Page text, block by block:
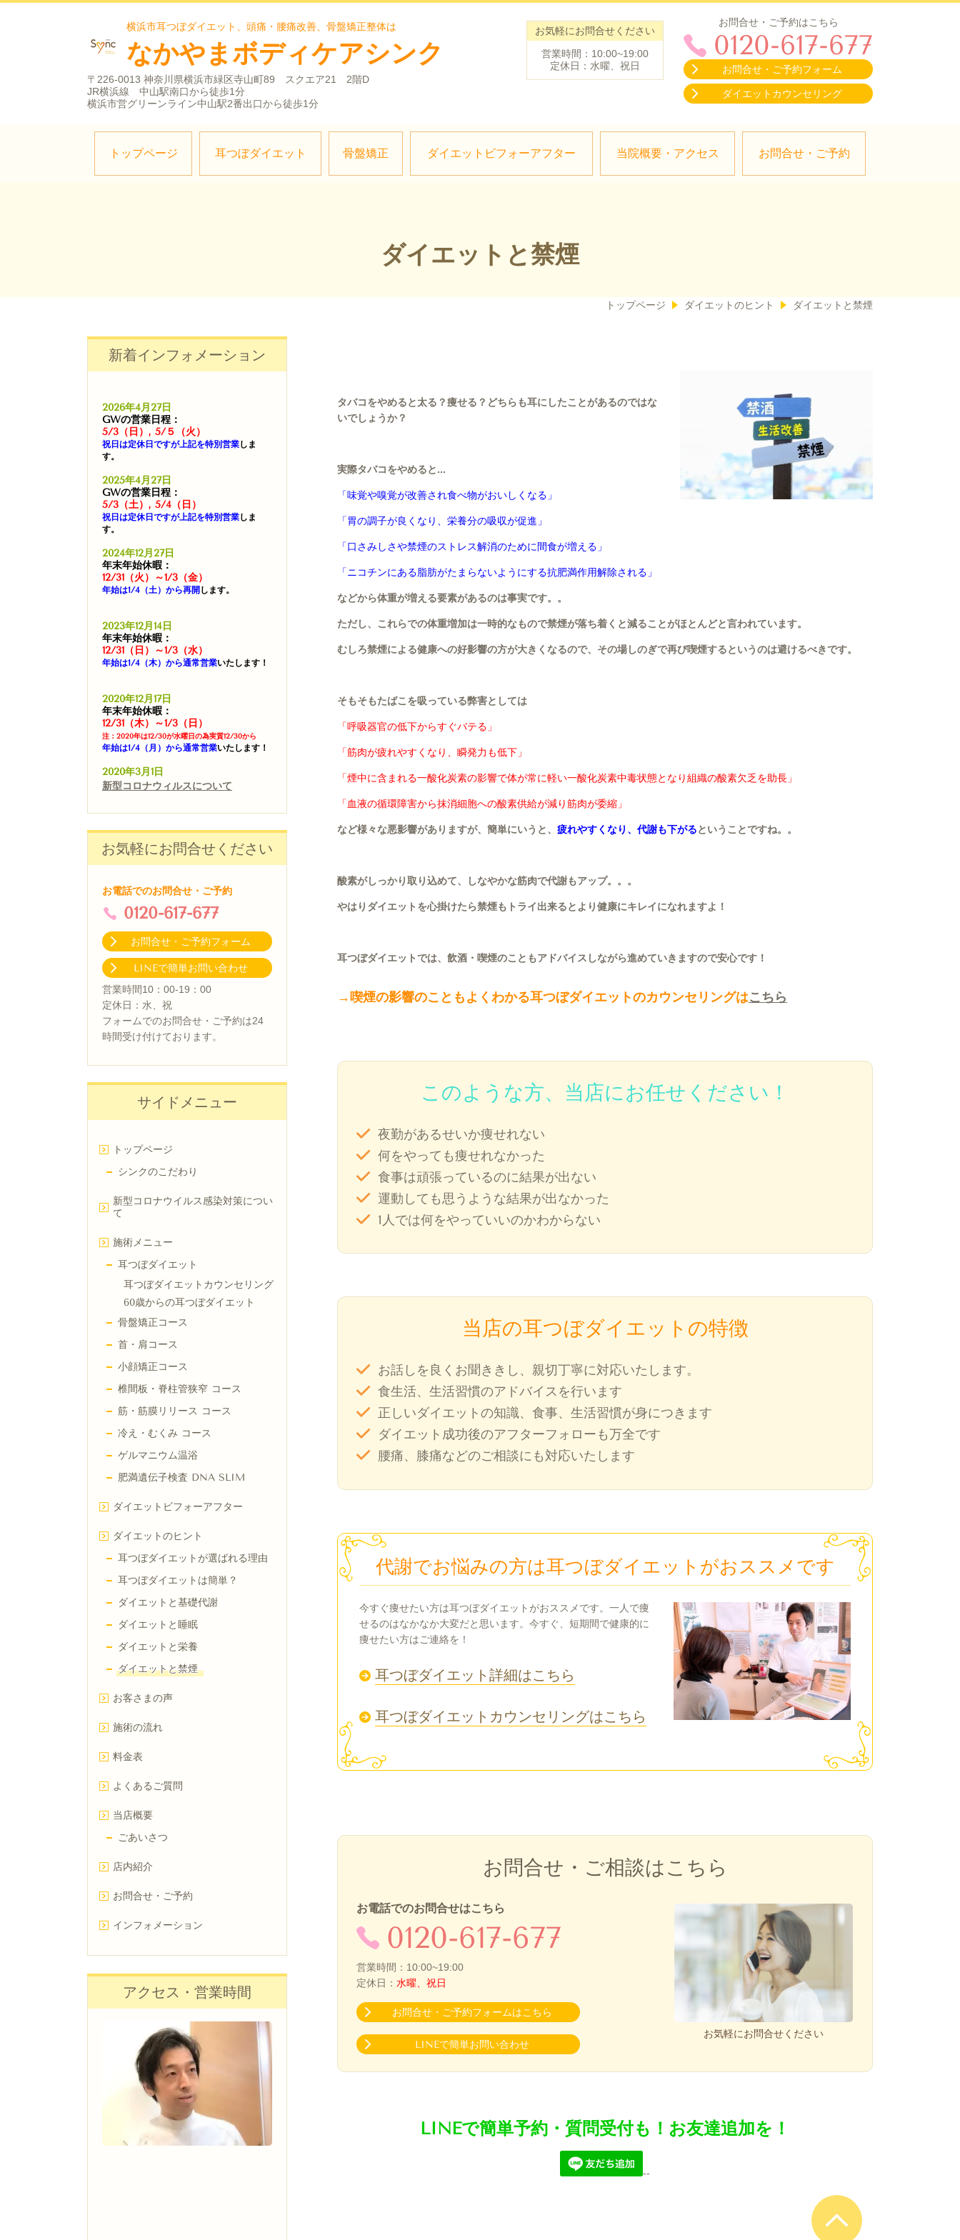
横浜市耳つぼダイエット、頭痛・腰痛改善、骨盤矯正整体は
なかやまボディケアシンク
〒226-0013 神奈川県横浜市緑区寺山町89 スクエア21 2階D
JR横浜線 中山駅南口から徒歩1分
横浜市営グリーンライン中山駅2番出口から徒歩1分
お気軽にお問合せください
営業時間：10:00~19:00
定休日：水曜、祝日
お問合せ・ご予約はこちら
0120-617-677
お問合せ・ご予約フォーム
ダイエットカウンセリング
トップページ 耳つぼダイエット 骨盤矯正 ダイエットビフォーアフター 当院概要・アクセス お問合せ・ご予約
ダイエットと禁煙
トップページ ダイエットのヒント ダイエットと禁煙
タバコをやめると太る？痩せる？どちらも耳にしたことがあるのではな
いでしょうか？
実際タバコをやめると...
「味覚や嗅覚が改善され食べ物がおいしくなる」
「胃の調子が良くなり、栄養分の吸収が促進」
「口さみしさや禁煙のストレス解消のために間食が増える」
「ニコチンにある脂肪がたまらないようにする抗肥満作用解除される」
などから体重が増える要素があるのは事実です。。
ただし、これらでの体重増加は一時的なもので禁煙が落ち着くと減ることがほとんどと言われています。
むしろ禁煙による健康への好影響の方が大きくなるので、その場しのぎで再び喫煙するというのは避けるべきです。
そもそもたばこを吸っている弊害としては
「呼吸器官の低下からすぐバテる」
「筋肉が疲れやすくなり、瞬発力も低下」
「煙中に含まれる一酸化炭素の影響で体が常に軽い一酸化炭素中毒状態となり組織の酸素欠乏を助長」
「血液の循環障害から抹消細胞への酸素供給が減り筋肉が委縮」
など様々な悪影響がありますが、簡単にいうと、 疲れやすくなり、代謝も下がるということですね。。
酸素がしっかり取り込めて、しなやかな筋肉で代謝もアップ。。。
やはりダイエットを心掛けたら禁煙もトライ出来るとより健康にキレイになれますよ！
耳つぼダイエットでは、飲酒・喫煙のこともアドバイスしながら進めていきますので安心です！
→喫煙の影響のこともよくわかる耳つぼダイエットのカウンセリングはこちら
このような方、当店にお任せください！
夜勤があるせいか痩せれない
何をやっても痩せれなかった
食事は頑張っているのに結果が出ない
運動しても思うような結果が出なかった
1人では何をやっていいのかわからない
当店の耳つぼダイエットの特徴
お話しを良くお聞ききし、親切丁寧に対応いたします。
食生活、生活習慣のアドバイスを行います
正しいダイエットの知識、食事、生活習慣が身につきます
ダイエット成功後のアフターフォローも万全です
腰痛、膝痛などのご相談にも対応いたします
代謝でお悩みの方は耳つぼダイエットがおススメです
今すぐ痩せたい方は耳つぼダイエットがおススメです。一人で痩
せるのはなかなか大変だと思います。今すぐ、短期間で健康的に
痩せたい方はご連絡を！
耳つぼダイエット詳細はこちら
耳つぼダイエットカウンセリングはこちら
お問合せ・ご相談はこちら
お気軽にお問合せください
お電話でのお問合せはこちら
0120-617-677
営業時間：10:00~19:00
定休日：水曜、祝日
お問合せ・ご予約フォームはこちら
LINEで簡単お問い合わせ
LINEで簡単予約・質問受付も！お友達追加を！
--
新着インフォメーション
2026年4月27日
GWの営業日程：
5/3（日）, 5/５（火）
祝日は定休日ですが上記を特別営業しま
す。
2025年4月27日
GWの営業日程：
5/3（土）, 5/4（日）
祝日は定休日ですが上記を特別営業しま
す。
2024年12月27日
年末年始休暇：
12/31（火）～1/3（金）
年始は1/4（土）から再開 します。
2023年12月14日
年末年始休暇：
12/31（日）～1/3（水）
年始は1/4（木）から通常営業いたします！
2020年12月17日
年末年始休暇：
12/31（木）～1/3（日）
注：2020年は12/30が水曜日の為実質12/30から
年始は1/4（月）から通常営業いたします！
2020年3月1日
新型コロナウィルスについて
お気軽にお問合せください
お電話でのお問合せ・ご予約
0120-617-677
お問合せ・ご予約フォーム
LINEで簡単お問い合わせ
営業時間10：00-19：00
定休日：水、祝
フォームでのお問合せ・ご予約は24
時間受け付けております。
サイドメニュー
トップページ
シンクのこだわり
新型コロナウイルス感染対策につい
て
施術メニュー
耳つぼダイエット
耳つぼダイエットカウンセリング
60歳からの耳つぼダイエット
骨盤矯正コース
首・肩コース
小顔矯正コース
椎間板・脊柱管狭窄 コース
筋・筋膜リリース コース
冷え・むくみ コース
ゲルマニウム温浴
肥満遺伝子検査 DNA SLIM
ダイエットビフォーアフター
ダイエットのヒント
耳つぼダイエットが選ばれる理由
耳つぼダイエットは簡単？
ダイエットと基礎代謝
ダイエットと睡眠
ダイエットと栄養
ダイエットと禁煙
お客さまの声
施術の流れ
料金表
よくあるご質問
当店概要
ごあいさつ
店内紹介
お問合せ・ご予約
インフォメーション
アクセス・営業時間